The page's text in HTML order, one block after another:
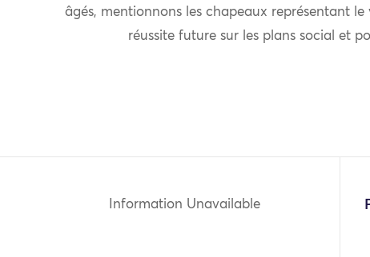
âgés, mentionnons les chapeaux représentant
réussite future sur les plans social et
Information Unavailable